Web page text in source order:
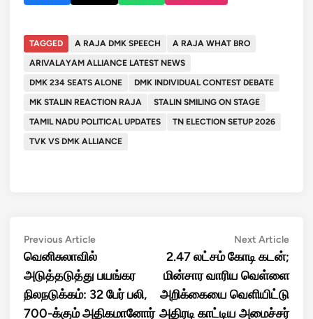
TAGGED A RAJA DMK SPEECH
A RAJA WHAT BRO
ARIVALAYAM ALLIANCE LATEST NEWS
DMK 234 SEATS ALONE
DMK INDIVIDUAL CONTEST DEBATE
MK STALIN REACTION RAJA
STALIN SMILING ON STAGE
TAMIL NADU POLITICAL UPDATES
TN ELECTION SETUP 2026
TVK VS DMK ALLIANCE
Post
navigation
Previous ArticlePrevious
article:
வெனிசுலாவில்
அடுத்தடுத்து பயங்கர
நிலநடுக்கம்: 32 பேர் பலி,
700-க்கும் அதிகமானோர்
Next ArticleNext
2.47 லட்சம் கோடி கடன்;
மின்சார வாரிய வெள்ளை
அறிக்கையை வெளியிட்டு
அதிரடி காட்டிய அமைச்சர்